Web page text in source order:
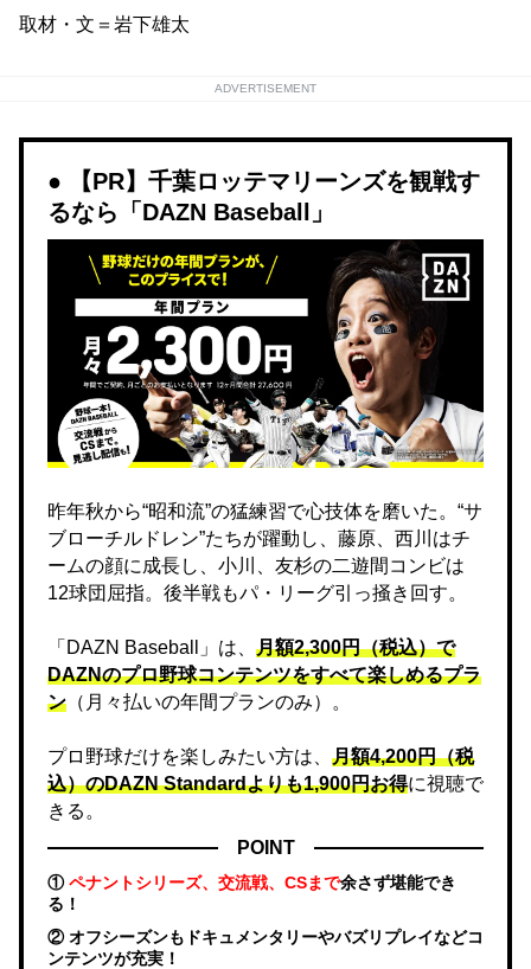
取材・文＝岩下雄太
ADVERTISEMENT
【PR】千葉ロッテマリーンズを観戦す
るなら「DAZN Baseball」
昨年秋から“昭和流”の猛練習で心技体を磨いた。“サ
ブローチルドレン”たちが躍動し、藤原、西川はチ
ームの顔に成長し、小川、友杉の二遊間コンビは
12球団屈指。後半戦もパ・リーグ引っ掻き回す。
「DAZN Baseball」は、 月額2,300円（税込）で
DAZNのプロ野球コンテンツをすべて楽しめるプラ
ン （月々払いの年間プランのみ）。
プロ野球だけを楽しみたい方は、 月額4,200円（税
込）のDAZN Standard​よりも1,900円お得に視聴で
きる。
POINT
①ペナントシリーズ、交流戦、CSまで余さず堪能でき
る！
② オフシーズンもドキュメンタリーやバズリプレイなどコ
ンテンツが充実！